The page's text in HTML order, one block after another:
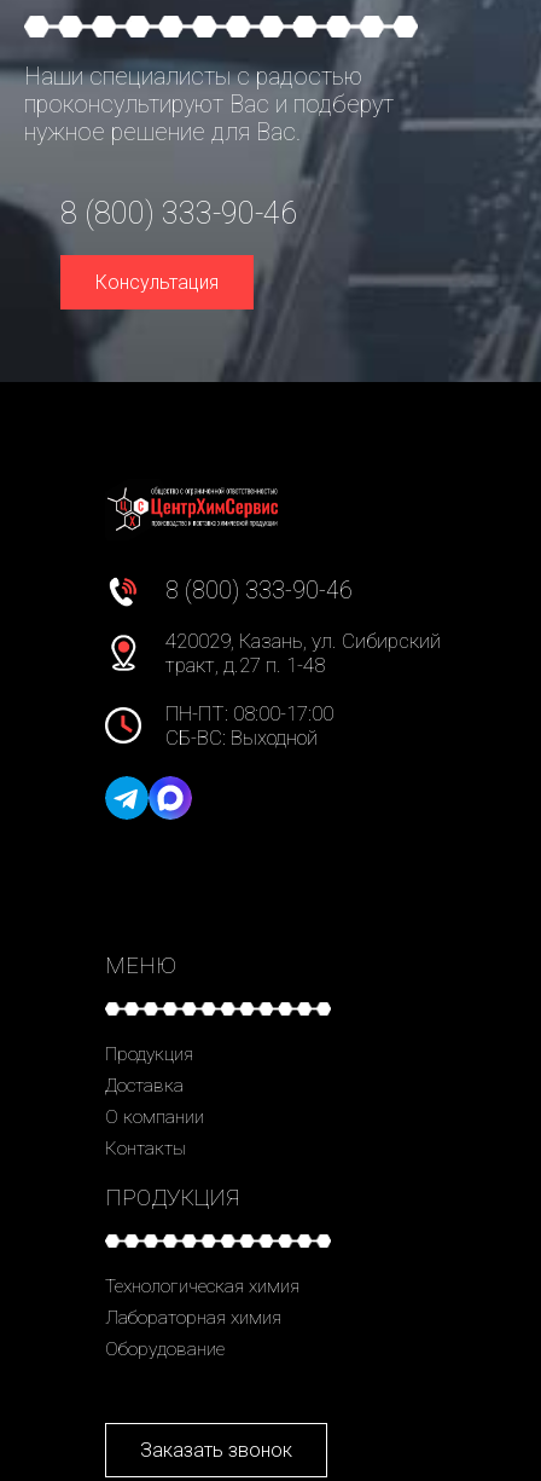
Наши специалисты с радостью
проконсультируют Вас и подберут
нужное решение для Вас.
8 (800) 333-90-46
Консультация
8 (800) 333-90-46
420029, Казань, ул. Сибирский
тракт, д.27 п. 1-48
ПН-ПТ: 08:00-17:00
СБ-ВС: Выходной
МЕНЮ
Продукция
Доставка
О компании
Контакты
ПРОДУКЦИЯ
Технологическая химия
Лабораторная химия
Оборудование
Заказать звонок